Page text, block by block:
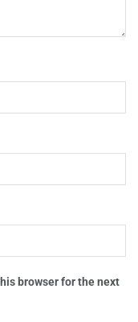
browser for the next